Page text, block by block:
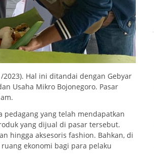
2023). Hal ini ditandai dengan Gebyar
Usaha Mikro Bojonegoro. Pasar
pedagang yang telah mendapatkan
yang dijual di pasar tersebut.
hingga aksesoris fashion. Bahkan, di
ekonomi bagi para pelaku